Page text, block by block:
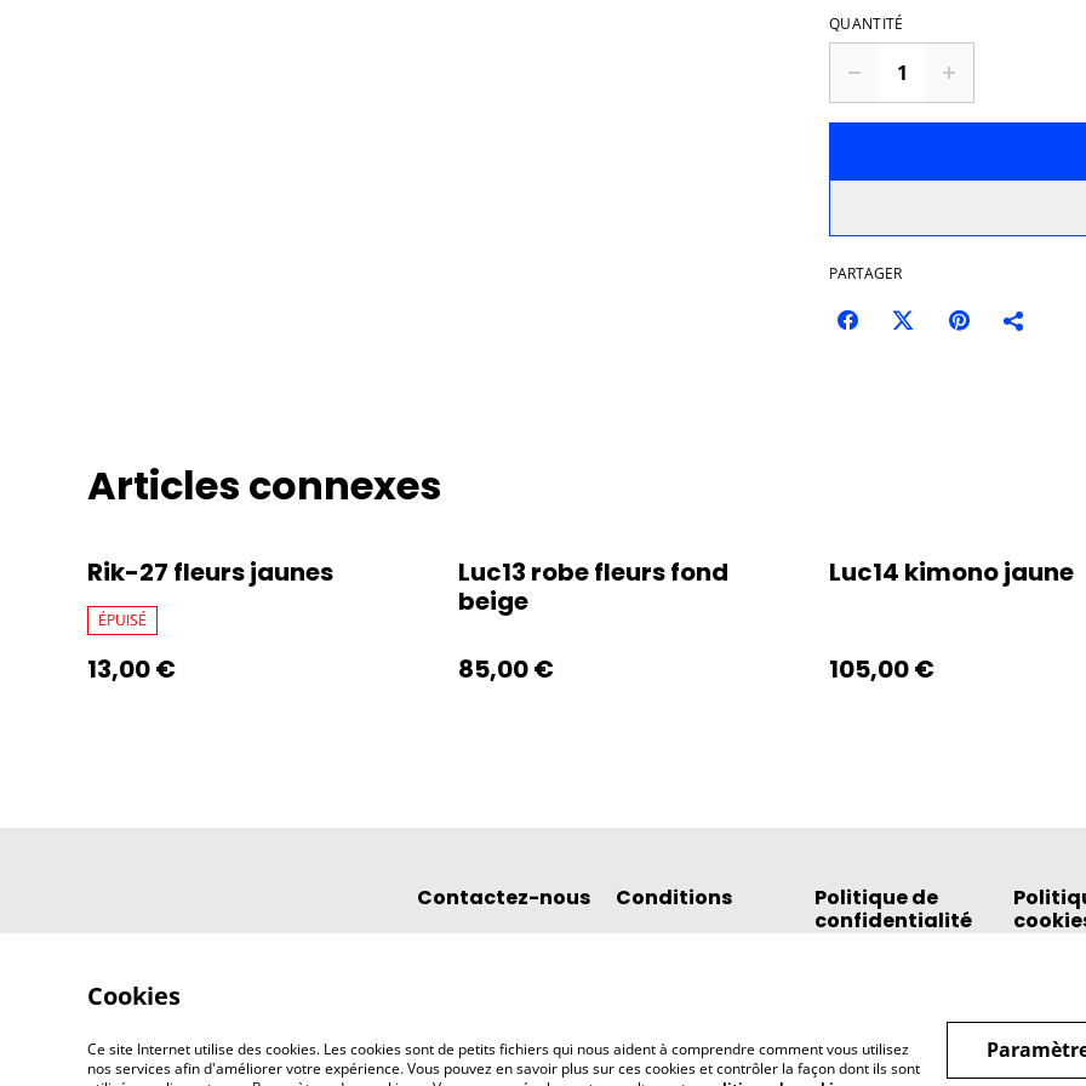
QUANTITÉ
PARTAGER
Articles connexes
Rik-27 fleurs jaunes
ÉPUISÉ
13,00 €
Luc13 robe fleurs fond
beige
85,00 €
Luc14 kimono jaune
105,00 €
Contactez-nous Conditions
Politique de
confidentialité
Cookies
Ce site Internet utilise des cookies. Les cookies sont de petits fichiers qui nous aident à comprendre comment vous utilisez
nos services afin d'améliorer votre expérience. Vous pouvez en savoir plus sur ces cookies et contrôler la façon dont ils sont